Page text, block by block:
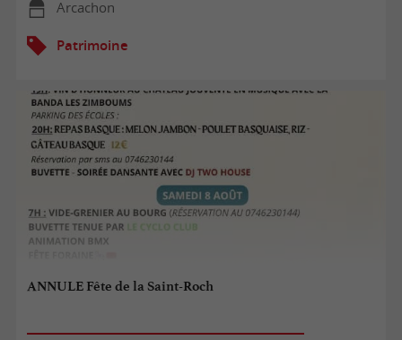
Arcachon
Patrimoine
ANNULE Fête de la Saint-Roch